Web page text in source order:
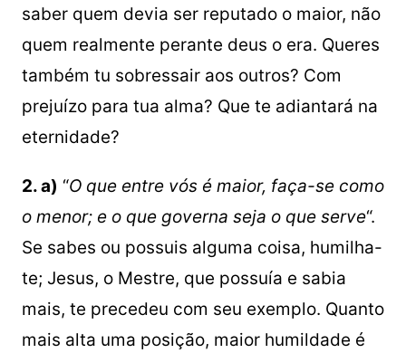
saber quem devia ser reputado o maior, não
quem realmente perante deus o era. Queres
também tu sobressair aos outros? Com
prejuízo para tua alma? Que te adiantará na
eternidade?
2. a) “O que entre vós é maior, faça-se como
o menor; e o que governa seja o que serve“.
Se sabes ou possuis alguma coisa, humilha-
te; Jesus, o Mestre, que possuía e sabia
mais, te precedeu com seu exemplo. Quanto
mais alta uma posição, maior humildade é